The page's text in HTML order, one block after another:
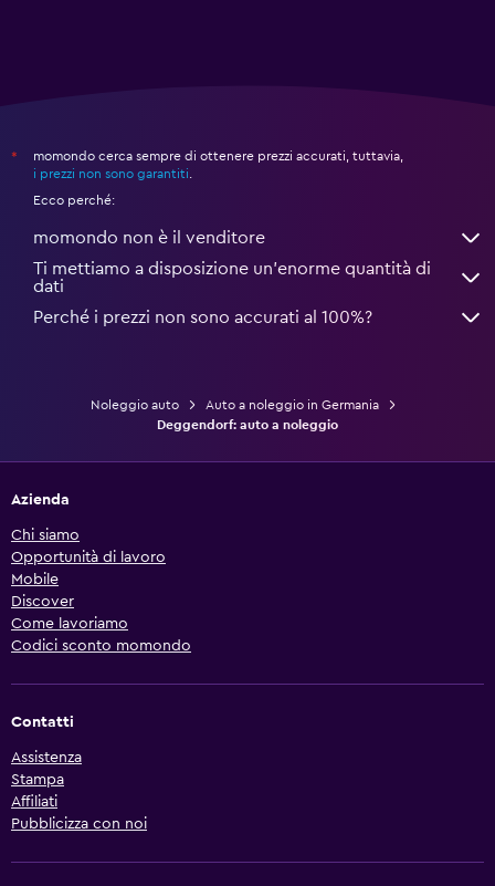
*
momondo cerca sempre di ottenere prezzi accurati, tuttavia,
i prezzi non sono garantiti.
Ecco perché:
momondo non è il venditore
Ti mettiamo a disposizione un’enorme quantità di
dati
Perché i prezzi non sono accurati al 100%?
Noleggio auto
Auto a noleggio in Germania
Deggendorf: auto a noleggio
Azienda
Chi siamo
Opportunità di lavoro
Mobile
Discover
Come lavoriamo
Codici sconto momondo
Contatti
Assistenza
Stampa
Affiliati
Pubblicizza con noi